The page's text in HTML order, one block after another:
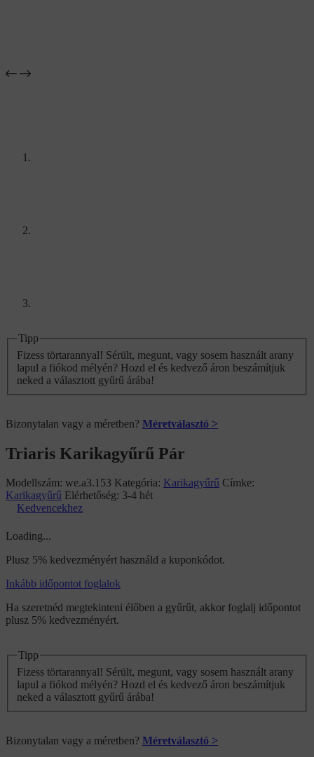
Tipp
Fizess törtarannyal! Sérült, megunt, vagy sosem használt arany
lapul a fiókod mélyén? Hozd el és kedvező áron beszámítjuk
neked a választott gyűrű árába!
Bizonytalan vagy a méretben? Méretválasztó >
Triaris Karikagyűrű Pár
Modellszám: we.a3.153 Kategória: Karikagyűrű Címke:
Karikagyűrű Elérhetőség: 3-4 hét
Kedvencekhez
Loading...
Plusz 5% kedvezményért használd a kuponkódot.
Inkább időpontot foglalok
Ha szeretnéd megtekinteni élőben a gyűrűt, akkor foglalj időpontot
plusz 5% kedvezményért.
Tipp
Fizess törtarannyal! Sérült, megunt, vagy sosem használt arany
lapul a fiókod mélyén? Hozd el és kedvező áron beszámítjuk
neked a választott gyűrű árába!
Bizonytalan vagy a méretben? Méretválasztó >